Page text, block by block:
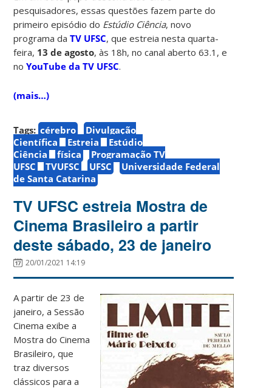
pesquisadores, essas questões fazem parte do
primeiro episódio do Estúdio Ciência, novo
programa da TV UFSC, que estreia nesta quarta-
feira, 13 de agosto, às 18h, no canal aberto 63.1, e
noYouTube da TV UFSC.
(mais…)
Tags: cérebro
Divulgação
Científica
Estreia
Estúdio
Ciência
física
Programação TV
UFSC
TVUFSC UFSC
Universidade Federal
de Santa Catarina
TV UFSC estreia Mostra de
Cinema Brasileiro a partir
deste sábado, 23 de janeiro
20/01/2021 14:19
A partir de 23 de
janeiro, a Sessão
Cinema exibe a
Mostra do Cinema
Brasileiro, que
traz diversos
clássicos para a